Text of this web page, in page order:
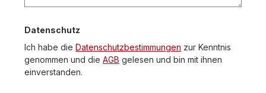
Datenschutz
Ich habe die Datenschutzbestimmungen zur Kenntnis
genommen und die AGB gelesen und bin mit ihnen
einverstanden.